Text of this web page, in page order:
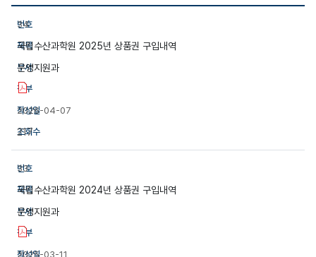
34
국립수산과학원 2025년 상품권 구입내역
운영지원과
2026-04-07
217
33
국립수산과학원 2024년 상품권 구입내역
운영지원과
2025-03-11